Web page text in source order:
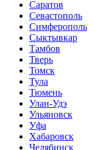
Саратов
Севастополь
Симферополь
Сыктывкар
Тамбов
Тверь
Томск
Тула
Тюмень
Улан-Удэ
Ульяновск
Уфа
Хабаровск
Челябинск